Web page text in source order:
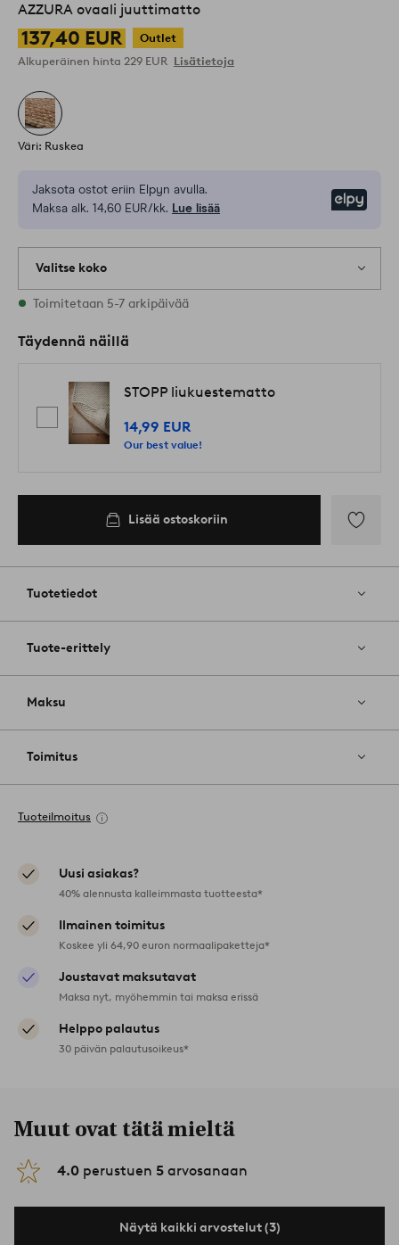
AZZURA ovaali juuttimatto
137,40 EUR
Outlet
Alkuperäinen hinta 229 EUR Lisätietoja
Väri: Ruskea
Jaksota ostot eriin Elpyn avulla.
Maksa alk. 14,60 EUR/kk. Lue lisää
Valitse koko
2 varastossa olevat koot
Toimitetaan 5-7 arkipäivää
Täydennä näillä
STOPP liukuestematto
14,99 EUR
Our best value!
Lisää ostoskoriin
Tuotetiedot
Tuote-erittely
Maksu
Toimitus
Tuoteilmoitus
Uusi asiakas?
40% alennusta kalleimmasta tuotteesta*
Ilmainen toimitus
Koskee yli 64,90 euron normaalipaketteja*
Joustavat maksutavat
Maksa nyt, myöhemmin tai maksa erissä
Helppo palautus
30 päivän palautusoikeus*
Muut ovat tätä mieltä
4.0 perustuen 5 arvosanaan
Näytä kaikki arvostelut (3)